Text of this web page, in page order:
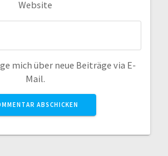
Website
mich über neue Beiträge via E-
Mail.